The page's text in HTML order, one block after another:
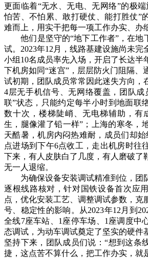
更面临着“无水、无电、无网络”的极
怕苦、不怕累、敢打硬仗、能打胜仗”
难而上，用实干把每一项工作办实、办
他们是坚守的“地下工作者”，在地
试。2023年12月，线路基建设施尚未完
小组10名成员率先入场，开启了长达半
下机房如同“迷宫”，层层防火门阻隔、
试初期，团队成员常常因此迷失方向，
4层无手机信号、无网络覆盖，团队成
联”状态，只能约定每半小时到地面联
数十次，楼梯陡峭、无电梯辅助，有
生，腿像灌了铅一样”；上海的寒冬，
天酷暑，机房内闷热难耐，成员们却
点进场到下午6点收工，走出机房时往
下来，有人皮肤白了几度，有人磨破了
无一人退缩。
为确保设备安装调试精准到位，团队
逐根线路核对，针对国铁设备首次应
点，优化安装工艺、调整调试参数，克
号、稳定性的影响。从2023年12月到
全线7座车站、1座停车场、1座调度中
态调试，为动车调试奠定了坚实的硬件
坚持下来，团队成员们说：“想到这条
捷，这点苦不算什么，把工作办实，就